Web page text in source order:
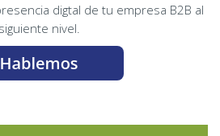
digtal de tu empresa B2B al
siguiente nivel.